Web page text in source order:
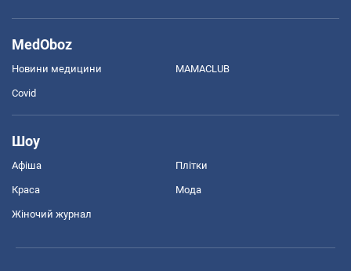
MedOboz
Новини медицини MAMACLUB
Covid
Шоу
Афіша Плітки
Краса Мода
Жіночий журнал